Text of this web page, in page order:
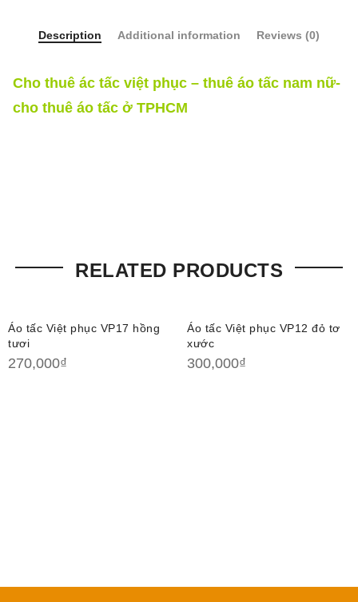
Description Additional information Reviews (0)
Cho thuê ác tấc việt phục – thuê áo tấc nam nữ-
cho thuê áo tấc ở TPHCM
RELATED PRODUCTS
Áo tấc Việt phục VP17 hồng
tươi
270,000₫
Áo tấc Việt phục VP12 đỏ tơ
xước
300,000₫